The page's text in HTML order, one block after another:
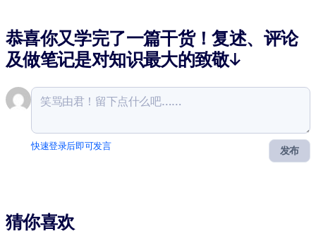
恭喜你又学完了一篇干货！复述、评论
及做笔记是对知识最大的致敬↓
发布
快速登录后即可发言
猜你喜欢